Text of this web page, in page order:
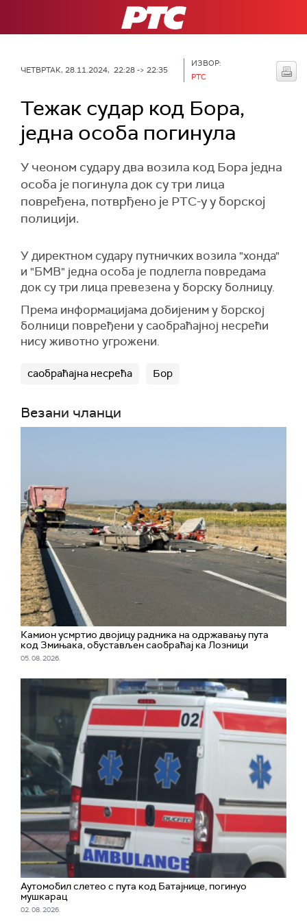
РТС
ЧЕТВРТАК, 28.11.2024, 22:28 -> 22:35
ИЗВОР:
РТС
Тежак судар код Бора,
једна особа погинула
У чеоном судару два возила код Бора једна
особа је погинула док су три лица
повређена, потврђено је РТС-у у борској
полицији.
У директном судару путничких возила "хонда"
и "БМВ" једна особа је подлегла повредама
док су три лица превезена у борску болницу.
Према информацијама добијеним у борској
болници повређени у саобраћајној несрећи
нису животно угрожени.
саобраћајна несрећа Бор
Везани чланци
Камион усмртио двојицу радника на одржавању пута
код Змињака, обустављен саобраћај ка Лозници
05. 08. 2026.
Аутомобил слетео с пута код Батајнице, погинуо
мушкарац
02. 08. 2026.